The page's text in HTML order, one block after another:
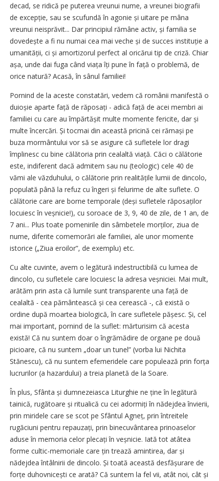
decad, se ridică pe puterea vreunui nume, a vreunei biografii
de excepție, sau se scufundă în agonie și uitare pe mâna
vreunui neisprăvit... Dar principiul rămâne activ, și familia se
dovedește a fi nu numai cea mai veche și de succes instituție a
umanității, ci și amortizorul perfect al oricărui tip de criză. Chiar
așa, unde dai fuga când viața îți pune în față o problemă, de
orice natură? Acasă, în sânul familiei!
Pornind de la aceste constatări, vedem că românii manifestă o
duioșie aparte față de răposați - adică față de acei membri ai
familiei cu care au împărtășit multe momente fericite, dar și
multe încercări. Și tocmai din această pricină cei rămași pe
buza mormântului vor să se asigure că sufletele lor dragi
împlinesc cu bine călătoria prin cealaltă viață. Căci o călătorie
este, indiferent dacă admitem sau nu (teologic) cele 40 de
vămi ale văzduhului, o călătorie prin realitățile lumii de dincolo,
populată până la refuz cu îngeri și felurime de alte suflete. O
călătorie care are borne temporale (deși sufletele răposaților
locuiesc în veș­nicie!), cu soroace de 3, 9, 40 de zile, de 1 an, de
7 ani... Plus toate pomenirile din sâmbetele morților, ziua de
nume, diferite comemorări ale familiei, ale unor momente
istorice („Ziua eroilor”, de exemplu) etc.
Cu alte cuvinte, avem o legătură indestructibilă cu lumea de
dincolo, cu sufletele care locuiesc la adresa veșniciei. Mai mult,
arătăm prin asta că lumile sunt transparente una față de
cealaltă - cea pământească și cea cerească -, că există o
ordine după moartea biologică, în care sufletele pășesc. Și, cel
mai important, pornind de la suflet: mărturisim că acesta
există! Că nu suntem doar o îngrămădire de organe pe două
picioare, că nu suntem „doar un tunel” (vorba lui Nichita
Stănescu), că nu suntem efemeridele care populează prin forța
lucrurilor (a hazardului) a treia planetă de la Soare.
În plus, Sfânta și dumnezeiasca Liturghie ne ține în legătură
tainică, rugătoare și ritualică cu cei adormiți în nădejdea învierii,
prin miridele care se scot pe Sfântul Agneț, prin întreitele
rugăciuni pentru repau­zați, prin binecuvântarea prinoaselor
aduse în memoria celor plecați în veșnicie. Iată tot atâtea
forme cultic-memoriale care țin trează amintirea, dar și
nădejdea întâlnirii de dincolo. Și toată această desfă­șurare de
forțe duhovnicești ce arată? Că suntem la fel vii, atât noi, cât și